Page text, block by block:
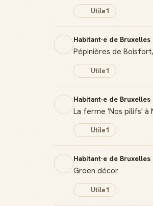
Utile1
Habitant·e de Bruxelles
Pépinières de
Utile1
Habitant·e de Bruxelles
La ferme 'Nos pilifs'
Utile1
Habitant·e de Bruxelles
Groen décor
Utile1